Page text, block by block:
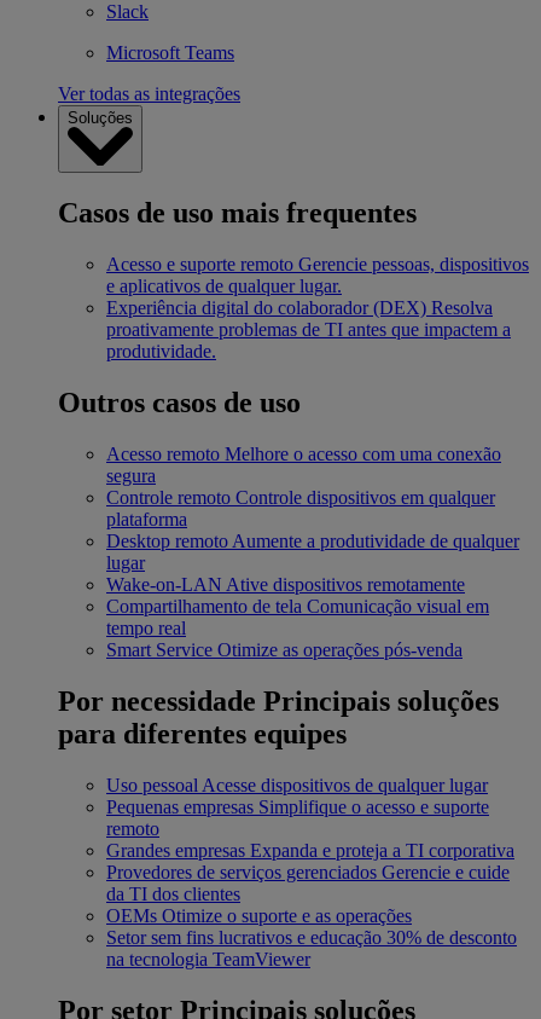
Slack
Microsoft Teams
Ver todas as integrações
Soluções
Casos de uso mais frequentes
Acesso e suporte remoto Gerencie pessoas, dispositivos
e aplicativos de qualquer lugar.
Experiência digital do colaborador (DEX) Resolva
proativamente problemas de TI antes que impactem a
produtividade.
Outros casos de uso
Acesso remoto Melhore o acesso com uma conexão
segura
Controle remoto Controle dispositivos em qualquer
plataforma
Desktop remoto Aumente a produtividade de qualquer
lugar
Wake-on-LAN Ative dispositivos remotamente
Compartilhamento de tela Comunicação visual em
tempo real
Smart Service Otimize as operações pós-venda
Por necessidade Principais soluções
para diferentes equipes
Uso pessoal Acesse dispositivos de qualquer lugar
Pequenas empresas Simplifique o acesso e suporte
remoto
Grandes empresas Expanda e proteja a TI corporativa
Provedores de serviços gerenciados Gerencie e cuide
da TI dos clientes
OEMs Otimize o suporte e as operações
Setor sem fins lucrativos e educação 30% de desconto
na tecnologia TeamViewer
Por setor Principais soluções